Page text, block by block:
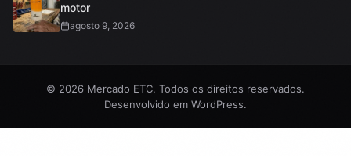
motor
agosto 9, 2026
© 2026 Mercado ETC. Todos os direitos reservados.
Desenvolvido em WordPress.